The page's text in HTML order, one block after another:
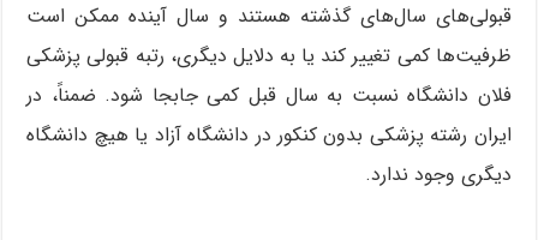
قبولی‌های سال‌های گذشته هستند و سال آینده ممکن است
ظرفیت‌ها کمی تغییر کند یا به دلایل دیگری، رتبه قبولی پزشکی
فلان دانشگاه نسبت به سال قبل کمی جابجا شود. ضمناً، در
ایران رشته پزشکی بدون کنکور در دانشگاه آزاد یا هیچ دانشگاه
دیگری وجود ندارد.